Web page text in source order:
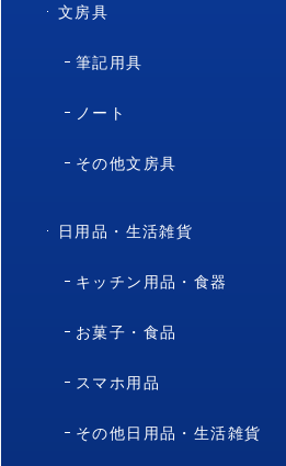
文房具
筆記用具
ノート
その他文房具
日用品・生活雑貨
キッチン用品・食器
お菓子・食品
スマホ用品
その他日用品・生活雑貨